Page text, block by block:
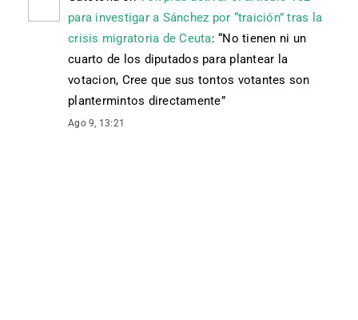
para investigar a Sánchez por “traición” tras la
crisis migratoria de Ceuta: “No tienen ni un
cuarto de los diputados para plantear la
votacion, Cree que sus tontos votantes son
plantermintos directamente”
Ago 9, 13:21